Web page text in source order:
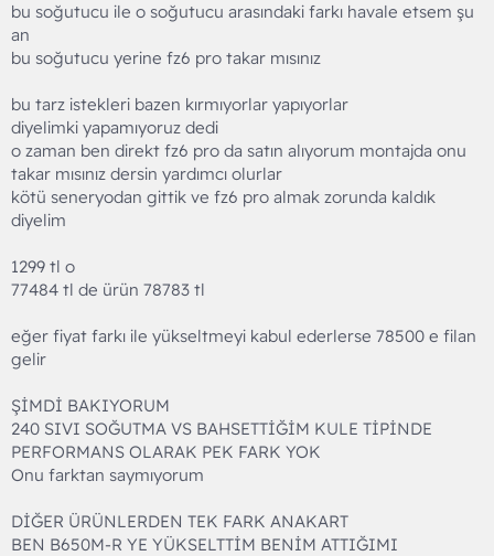
bu soğutucu ile o soğutucu arasındaki farkı havale etsem şu
an
bu soğutucu yerine fz6 pro takar mısınız
bu tarz istekleri bazen kırmıyorlar yapıyorlar
diyelimki yapamıyoruz dedi
o zaman ben direkt fz6 pro da satın alıyorum montajda onu
takar mısınız dersin yardımcı olurlar
kötü seneryodan gittik ve fz6 pro almak zorunda kaldık
diyelim
1299 tl o
77484 tl de ürün 78783 tl
eğer fiyat farkı ile yükseltmeyi kabul ederlerse 78500 e filan
gelir
ŞİMDİ BAKIYORUM
240 SIVI SOĞUTMA VS BAHSETTİĞİM KULE TİPİNDE
PERFORMANS OLARAK PEK FARK YOK
Onu farktan saymıyorum
DİĞER ÜRÜNLERDEN TEK FARK ANAKART
BEN B650M-R YE YÜKSELTTİM BENİM ATTIĞIMI